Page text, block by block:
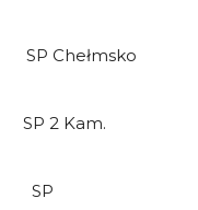
2 Kam.
SP